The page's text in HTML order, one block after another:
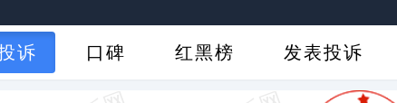
诉 口碑 红黑榜 发表投诉